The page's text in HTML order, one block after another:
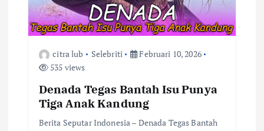
citra lub Selebriti
Februari 10, 2026
535 views
Denada Tegas Bantah Isu Punya
Tiga Anak Kandung
Berita Seputar Indonesia – Denada Tegas Bantah